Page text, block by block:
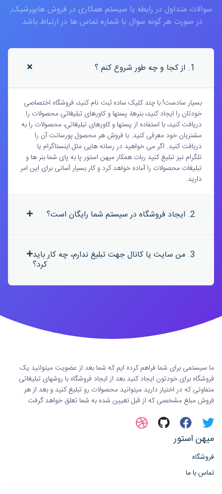
سوالات متداول در رابطه با سیستم همکاری در فروش هایپرشیک,
در صورت هر گونه سوال با شماره تماس ها در ارتباط باشد.
1. از کجا و چه طور شروع کنم ؟
بسیار سادست! با چند کلیک ساده ثبت نام کنید، فروشگاه اختصاصی
خودتان را ایجاد کنید، بنرها، پستها و کاورهای تبلیغاتی محصولات را
دریافت کنید، با استفاده از پستها و کاورهای تبلیغاتی، محصولات را به
مشتریان خود معرفی کنید. با فروش هر محصول پورسانت آن را
دریافت کنید. اگر می خواهید در رسانه هایی مثل اینستاگرام یا
تلگرام نیز تبلیغ کنید ربات همکار میهن استور پا به پای شما بنر ها و
تبلیغات محصولات را آماده خواهد کرد و کار بسیار آسانی برای این امر
دارید.
2. ایجاد فروشگاه در سیستم شما رایگان است؟
3. من سایت یا کانال جهت تبلیغ ندارم، چه کار باید
کرد؟
ما سیستمی برای شما فراهم کرده ایم که شما بعد از عضویت میتوانید یک
فروشگاه برای خودتون ایجاد کنید بعد از ایجاد فروشگاه با روشهای تبلیغاتی
متفاوتی که در اختیار دارید میتوانید محصولات رو تبلیغ کنید و بعد از هر
فروش مبلغ مشخصی که از قبل تعیین شده به شما تعلق خواهد گرفت
میهن استور
فروشگاه
تماس با ما